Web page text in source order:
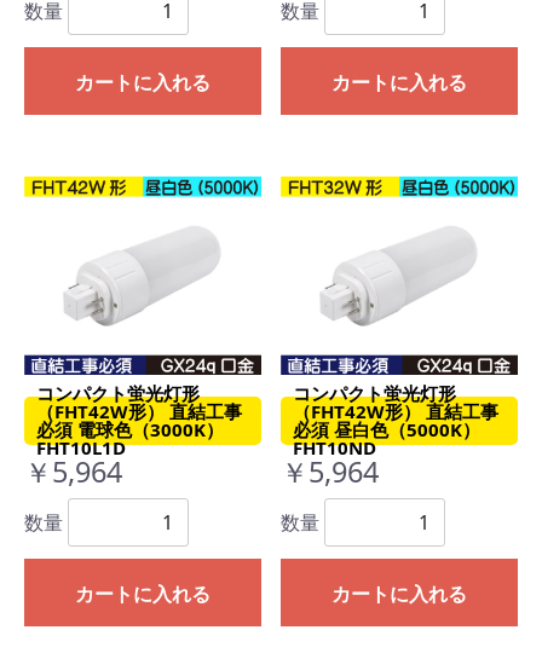
数量
カートに入れる
数量
カートに入れる
コンパクト蛍光灯形
（FHT42W形） 直結工事
必須 電球色（3000K）
FHT10L1D
￥5,964
数量
カートに入れる
コンパクト蛍光灯形
（FHT42W形） 直結工事
必須 昼白色（5000K）
FHT10ND
￥5,964
数量
カートに入れる